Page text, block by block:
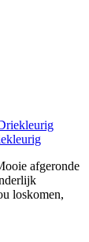
afgeronde
loskomen,